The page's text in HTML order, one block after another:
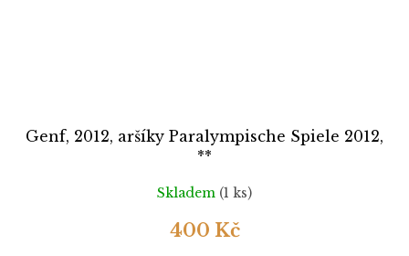
Genf, 2012, aršíky Paralympische Spiele 2012,
**
Skladem (1 ks)
400 Kč